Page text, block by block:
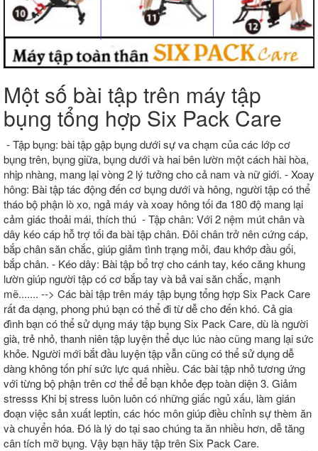
Một số bài tập trên máy tập
bụng tổng hợp Six Pack Care
- Tập bụng: bài tập gập bụng dưới sự va chạm của các lớp cơ
bụng trên, bụng giữa, bụng dưới và hai bên lườn một cách hài hòa,
nhịp nhàng, mang lại vòng 2 lý tưởng cho cả nam và nữ giới. - Xoay
hông: Bài tập tác động đến cơ bụng dưới và hông, người tập có thể
tháo bộ phận lò xo, ngả máy và xoay hông tối đa 180 độ mang lại
cảm giác thoải mái, thích thú - Tập chân: Với 2 nệm mút chân và
dây kéo cáp hỗ trợ tối đa bài tập chân. Đôi chân trở nên cứng cáp,
bắp chân săn chắc, giúp giảm tình trạng mỏi, đau khớp đầu gối,
bắp chân. - Kéo dây: Bài tập bổ trợ cho cánh tay, kéo căng khung
lườn giúp người tập có cơ bắp tay và bả vai săn chắc, mạnh
mẽ....... --> Các bài tập trên máy tập bụng tổng hợp Six Pack Care
rất đa dạng, phong phú bạn có thể đi từ dễ cho đến khó. Cả gia
đình bạn có thể sử dụng máy tập bụng Six Pack Care, dù là người
già, trẻ nhỏ, thanh niên tập luyện thể dục lúc nào cũng mang lại sức
khỏe. Người mới bắt đầu luyện tập vẫn cũng có thể sử dụng dễ
dàng không tốn phí sức lực quá nhiều. Các bài tập nhỏ tương ứng
với từng bộ phận trên cơ thể để bạn khỏe đẹp toàn diện 3. Giảm
stresss Khi bị stress luôn luôn có những giấc ngủ xấu, làm gián
đoạn việc sản xuất leptin, các hóc môn giúp điều chỉnh sự thèm ăn
và chuyển hóa. Đó là lý do tại sao chúng ta ăn nhiều hơn, dễ tăng
cân tích mỡ bụng. Vậy bạn hãy tập trên Six Pack Care.